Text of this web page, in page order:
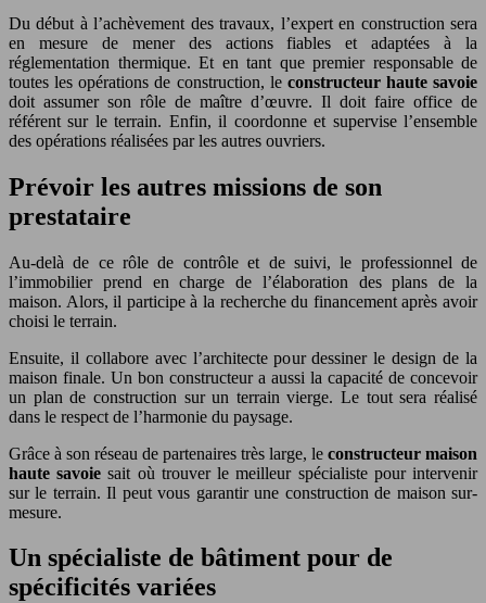
Du début à l’achèvement des travaux, l’expert en construction sera
en mesure de mener des actions fiables et adaptées à la
réglementation thermique. Et en tant que premier responsable de
toutes les opérations de construction, le constructeur haute savoie
doit assumer son rôle de maître d’œuvre. Il doit faire office de
référent sur le terrain. Enfin, il coordonne et supervise l’ensemble
des opérations réalisées par les autres ouvriers.
Prévoir les autres missions de son
prestataire
Au-delà de ce rôle de contrôle et de suivi, le professionnel de
l’immobilier prend en charge de l’élaboration des plans de la
maison. Alors, il participe à la recherche du financement après avoir
choisi le terrain.
Ensuite, il collabore avec l’architecte pour dessiner le design de la
maison finale. Un bon constructeur a aussi la capacité de concevoir
un plan de construction sur un terrain vierge. Le tout sera réalisé
dans le respect de l’harmonie du paysage.
Grâce à son réseau de partenaires très large, le constructeur maison
haute savoie sait où trouver le meilleur spécialiste pour intervenir
sur le terrain. Il peut vous garantir une construction de maison sur-
mesure.
Un spécialiste de bâtiment pour de
spécificités variées